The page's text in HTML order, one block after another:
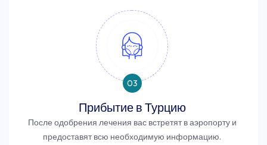
03
Прибытие в Турцию
После одобрения лечения вас встретят в аэропорту и
предоставят всю необходимую информацию.